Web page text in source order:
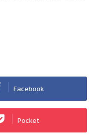
Facebook
Pocket